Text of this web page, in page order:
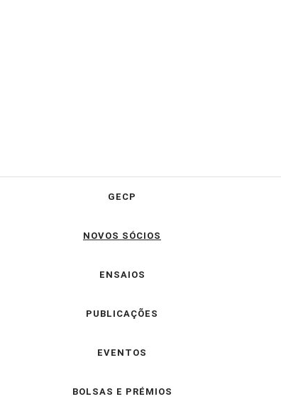
GECP
NOVOS SÓCIOS
ENSAIOS
PUBLICAÇÕES
EVENTOS
BOLSAS E PRÉMIOS